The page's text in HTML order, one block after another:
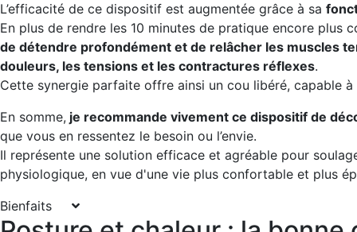
L’efficacité de ce dispositif est augmentée grâce à sa
En plus de rendre les 10 minutes de pratique encore plus
de détendre profondément et de relâcher les muscles
douleurs, les tensions et les contractures réflexes.
Cette synergie parfaite offre ainsi un cou libéré, capable
En somme, je recommande vivement ce dispositif de
que vous en ressentez le besoin ou l’envie.
Il représente une solution efficace et agréable pour
physiologique, en vue d'une vie plus confortable et plus
Bienfaits